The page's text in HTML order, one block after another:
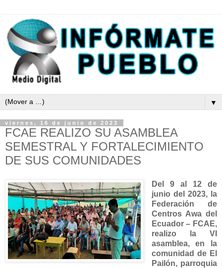
▼
viernes, 16 de junio de 2023
FCAE REALIZO SU ASAMBLEA
SEMESTRAL Y FORTALECIMIENTO
DE SUS COMUNIDADES
Del 9 al 12 de
junio del 2023, la
Federación de
Centros Awa del
Ecuador – FCAE,
realizo la VI
asamblea, en la
comunidad de El
Pailón, parroquia